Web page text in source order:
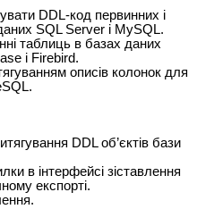
DDL-код первинних і
SQL Server і MySQL.
таблиць в базах даних
і Firebird.
описів колонок для
DDL об’єктів бази
в інтерфейсі зіставлення
експорті.